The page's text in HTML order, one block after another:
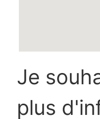
Je
plus